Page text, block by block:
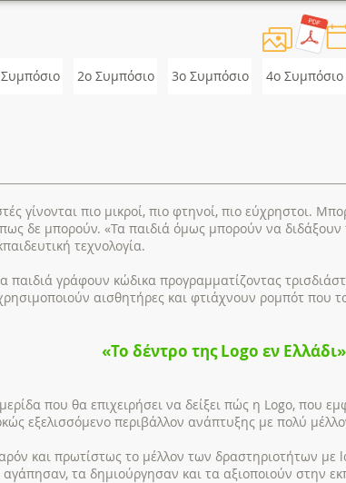
2o Συμπόσιο 3o Συμπόσιο 4ο Συμπόσιο
γίνονται πιο μικροί, πιο φτηνοί, πιο εύχρηστοι.
δε μπορούν. «Τα παιδιά όμως μπορούν να διδάξουν
τεχνολογία.
παιδιά γράφουν κώδικα προγραμματίζοντας
αισθητήρες και φτιάχνουν ρομπότ που
«Το δέντρο της Logo εν Ελλάδι»
που θα επιχειρήσει να δείξει πώς η Logo, που
εξελισσόμενο περιβάλλον ανάπτυξης με πολύ
και πρωτίστως το μέλλον των δραστηριοτήτων
τα δημιούργησαν και τα αξιοποιούν στην